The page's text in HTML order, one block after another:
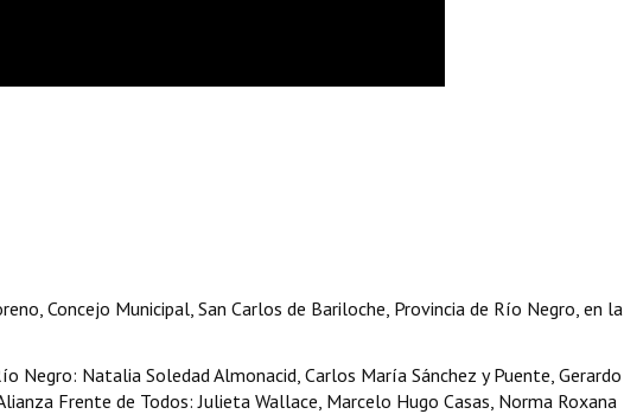
Concejo Municipal, San Carlos de Bariloche, Provincia de Río Negro, en la
Negro: Natalia Soledad Almonacid, Carlos María Sánchez y Puente, Gerardo
Frente de Todos: Julieta Wallace, Marcelo Hugo Casas, Norma Roxana